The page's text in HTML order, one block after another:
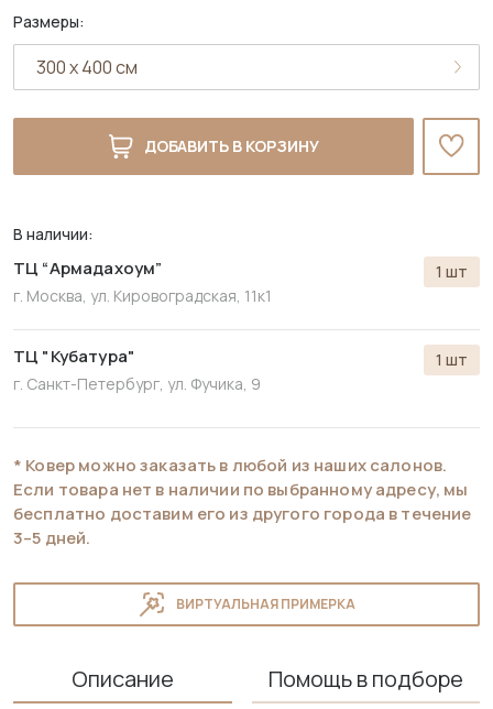
Размеры:
ДОБАВИТЬ В КОРЗИНУ
В наличии:
ТЦ “Армадахоум”
г. Москва, ул. Кировоградская, 11к1
1 шт
ТЦ "Кубатура"
г. Санкт-Петербург, ул. Фучика, 9
1 шт
* Ковер можно заказать в любой из наших салонов.
Если товара нет в наличии по выбранному адресу, мы
бесплатно доставим его из другого города в течение
3–5 дней.
ВИРТУАЛЬНАЯ ПРИМЕРКА
Описание Помощь в подборе